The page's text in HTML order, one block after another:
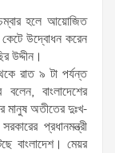
হলে আয়োজিত
কেটে উদ্বোধন করেন
উদ্দীন।
রাত ৯ টা পর্যন্ত
বাংলাদেশের
মানুষ অতীতের দুঃখ-
প্রধানমন্ত্রী
বাংলাদেশ। মেয়র